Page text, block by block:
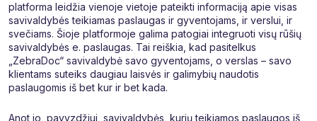
platforma leidžia vienoje vietoje pateikti informaciją apie visas
savivaldybės teikiamas paslaugas ir gyventojams, ir verslui, ir
svečiams. Šioje platformoje galima patogiai integruoti visų rūšių
savivaldybės e. paslaugas. Tai reiškia, kad pasitelkus
„ZebraDoc“ savivaldybė savo gyventojams, o verslas – savo
klientams suteiks daugiau laisvės ir galimybių naudotis
paslaugomis iš bet kur ir bet kada.
Anot jo, pavyzdžiui, savivaldybės, kurių teikiamos paslaugos iš